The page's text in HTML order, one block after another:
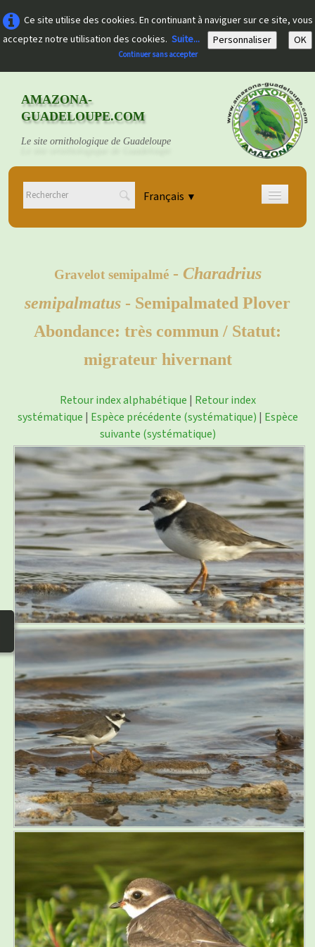
Ce site utilise des cookies. En continuant à naviguer sur ce site, vous
acceptez notre utilisation des cookies. Suite... Personnaliser OK
Continuer sans accepter
AMAZONA-
GUADELOUPE.COM
Le site ornithologique de Guadeloupe
Français ▼
Accueil
photos ▼
Nos activités▼
Adhérer/faire un don
Liens
Gravelot semipalmé- Charadrius
semipalmatus - Semipalmated Plover
Abondance: très commun / Statut:
migrateur hivernant
Retour index alphabétique | Retour index
systématique | Espèce précédente (systématique) | Espèce
suivante (systématique)